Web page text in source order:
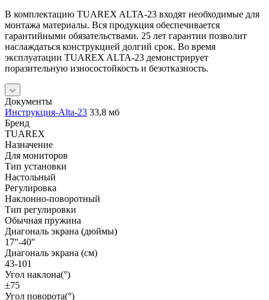
В комплектацию TUAREX ALTA-23 входят необходимые для
монтажа материалы. Вся продукция обеспечивается
гарантийными обязательствами. 25 лет гарантии позволит
наслаждаться конструкцией долгий срок. Во время
эксплуатации TUAREX ALTA-23 демонстрирует
поразительную износостойкость и безотказность.
Документы
Инструкция-Alta-23 33,8 мб
Бренд
TUAREX
Назначение
Для мониторов
Тип установки
Настольный
Регулировка
Наклонно-поворотный
Тип регулировки
Обычная пружина
Диагональ экрана (дюймы)
17"-40"
Диагональ экрана (см)
43-101
Угол наклона(°)
±75
Угол поворота(°)